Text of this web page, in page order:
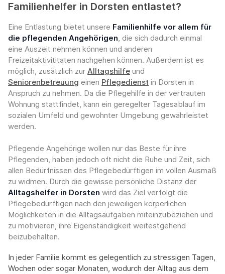
Familienhelfer in Dorsten entlastet?
Eine Entlastung bietet unsere Familienhilfe vor allem für
die pflegenden Angehörigen, die sich dadurch einmal
eine Auszeit nehmen können und anderen
Freizeitaktivititaten nachgehen können. Außerdem ist es
möglich, zusätzlich zur Alltagshilfe und
Seniorenbetreuung einen Pflegedienst in Dorsten in
Anspruch zu nehmen. Da die Pflegehilfe in der vertrauten
Wohnung stattfindet, kann ein geregelter Tagesablauf im
sozialen Umfeld und gewohnter Umgebung gewährleistet
werden.
Pflegende Angehörige wollen nur das Beste für ihre
Pflegenden, haben jedoch oft nicht die Ruhe und Zeit, sich
allen Bedürfnissen des Pflegebedürftigen im vollen Ausmaß
zu widmen. Durch die gewisse persönliche Distanz der
Alltagshelfer in Dorsten wird das Ziel verfolgt die
Pflegebedürftigen nach den jeweiligen körperlichen
Möglichkeiten in die Alltagsaufgaben miteinzubeziehen und
zu motivieren, ihre Eigenständigkeit weitestgehend
beizubehalten.
In jeder Familie kommt es gelegentlich zu stressigen Tagen,
Wochen oder sogar Monaten, wodurch der Alltag aus dem